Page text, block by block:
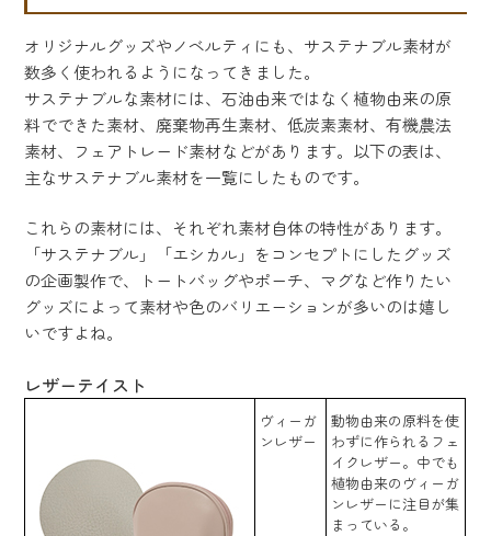
オリジナルグッズやノベルティにも、サステナブル素材が
数多く使われるようになってきました。
サステナブルな素材には、石油由来ではなく植物由来の原
料でできた素材、廃棄物再生素材、低炭素素材、有機農法
素材、フェアトレード素材などがあります。以下の表は、
主なサステナブル素材を一覧にしたものです。
これらの素材には、それぞれ素材自体の特性があります。
「サステナブル」「エシカル」をコンセプトにしたグッズ
の企画製作で、トートバッグやポーチ、マグなど作りたい
グッズによって素材や色のバリエーションが多いのは嬉し
いですよね。
レザーテイスト
ヴィーガ
ンレザー
動物由来の原料を使
わずに作られるフェ
イクレザー。中でも
植物由来のヴィーガ
ンレザーに注目が集
まっている。